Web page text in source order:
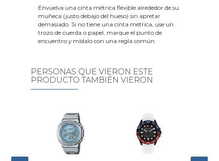
Envuelva una cinta métrica flexible alrededor de su
muñeca (justo debajo del hueso) sin apretar
demasiado. Si no tiene una cinta métrica, use un
trozo de cuerda o papel, marque el punto de
encuentro y mídalo con una regla común.
PERSONAS QUE VIERON ESTE
PRODUCTO TAMBIÉN VIERON